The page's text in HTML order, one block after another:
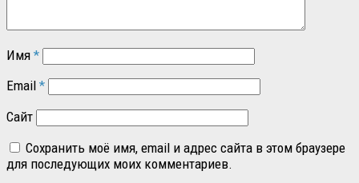
Имя *
Email *
Сайт
Сохранить моё имя, email и адрес сайта в этом браузере
для последующих моих комментариев.